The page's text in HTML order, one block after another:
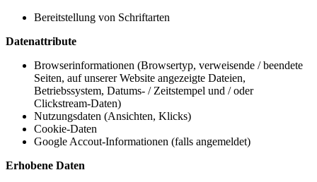
Bereitstellung von Schriftarten
Datenattribute
Browserinformationen (Browsertyp, verweisende / beendete
Seiten, auf unserer Website angezeigte Dateien,
Betriebssystem, Datums- / Zeitstempel und / oder
Clickstream-Daten)
Nutzungsdaten (Ansichten, Klicks)
Cookie-Daten
Google Accout-Informationen (falls angemeldet)
Erhobene Daten